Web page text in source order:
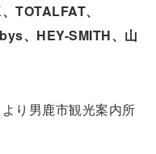
TOTALFAT、
、HEY-SMITH、山
り男鹿市観光案内所